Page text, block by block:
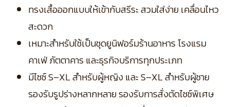
ทรงเสื้อออกแบบให้เข้ากับสรีระ สวมใส่ง่าย เคลื่อนไหว
สะดวก
เหมาะสำหรับใช้เป็นชุดยูนิฟอร์มร้านอาหาร โรงแรม
คาเฟ่ ภัตตาคาร และธุรกิจบริการทุกประเภท
มีไซซ์ S–XL สำหรับผู้หญิง และ S–XL สำหรับผู้ชาย
รองรับรูปร่างหลากหลายรองรับการสั่งตัดไซซ์พิเศษ